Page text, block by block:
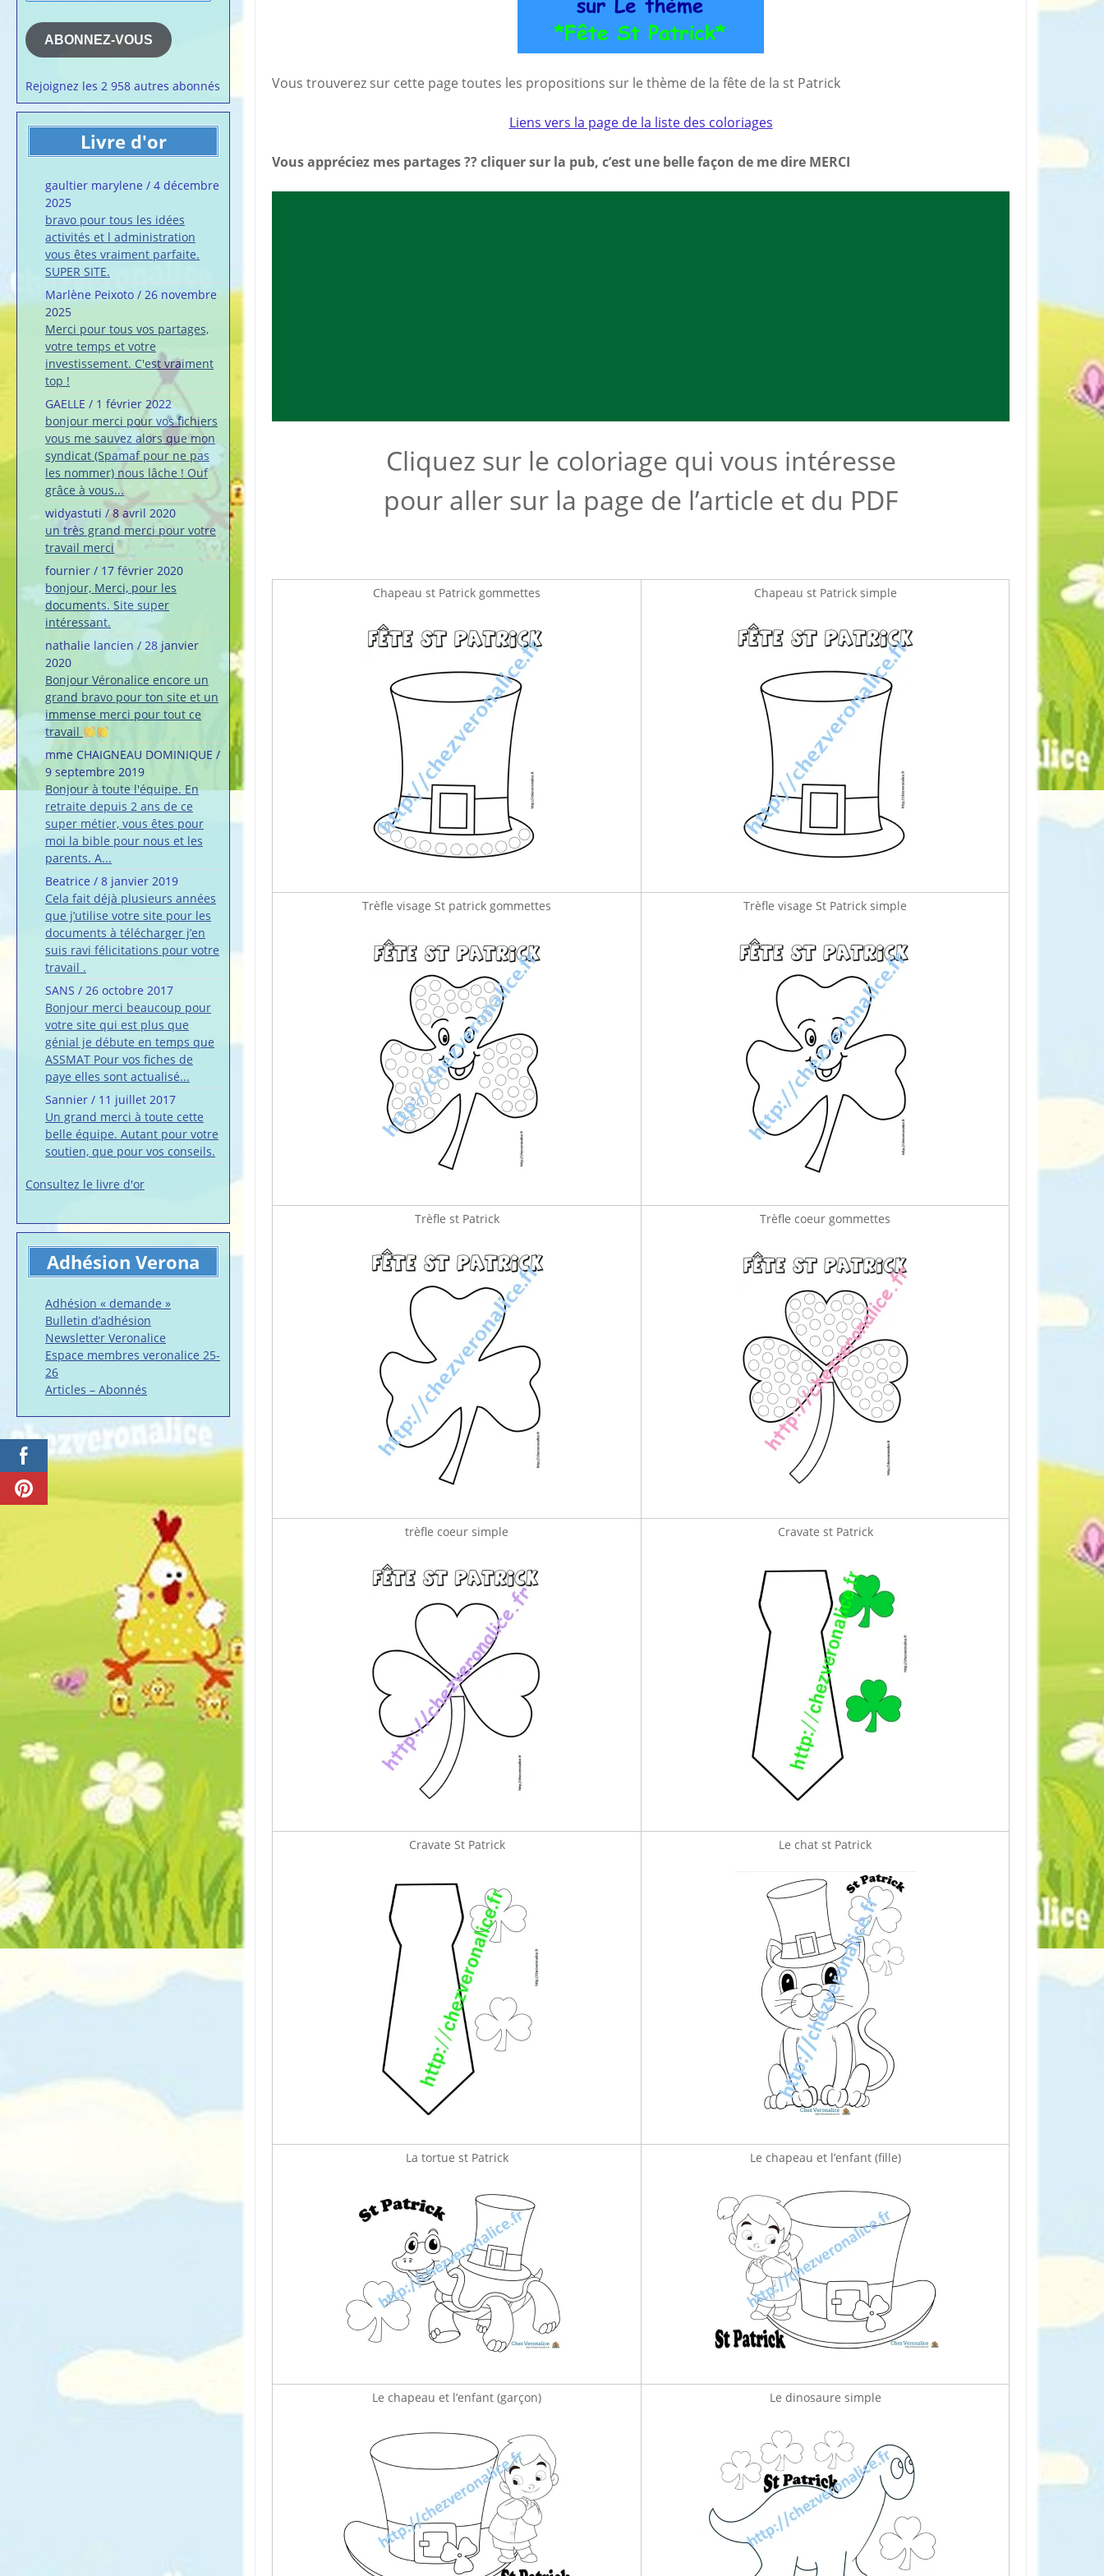
veronalice
Mes articles préférés
mail
ABONNEZ-VOUS
Rejoignez les 2 958 autres abonnés
Livre d'or
gaultier marylene / 4 décembre
2025
bravo pour tous les idées
activités et l administration
vous êtes vraiment parfaite.
SUPER SITE.
Marlène Peixoto / 26 novembre
2025
Merci pour tous vos partages,
votre temps et votre
investissement. C'est vraiment
top !
GAELLE / 1 février 2022
bonjour merci pour vos fichiers
vous me sauvez alors que mon
syndicat (Spamaf pour ne pas
les nommer) nous lâche ! Ouf
grâce à vous...
widyastuti /8 avril 2020
un très grand merci pour votre
travail merci
fournier / 17 février 2020
bonjour, Merci, pour les
documents. Site super
intéressant.
nathalie lancien / 28 janvier
2020
Bonjour Véronalice encore un
grand bravo pour ton site et un
immense merci pour tout ce
travail
mme CHAIGNEAU DOMINIQUE /
9 septembre 2019
Bonjour à toute l'équipe. En
retraite depuis 2 ans de ce
super métier, vous êtes pour
moi la bible pour nous et les
parents. A...
Beatrice / 8 janvier 2019
Cela fait déjà plusieurs années
que j’utilise votre site pour les
documents à télécharger j’en
suis ravi félicitations pour votre
travail .
SANS / 26 octobre 2017
Bonjour merci beaucoup pour
votre site qui est plus que
génial je débute en temps que
ASSMAT Pour vos fiches de
paye elles sont actualisé...
Sannier / 11 juillet 2017
Un grand merci à toute cette
belle équipe. Autant pour votre
soutien, que pour vos conseils.
Consultez le livre d'or
Adhésion Verona
Adhésion « demande »
Bulletin d’adhésion
Newsletter Veronalice
Espace membres veronalice 25-
26
Articles – Abonnés
Vous trouverez sur cette page toutes les propositions sur le thème de la fête de la st Patrick
Liens vers la page de la liste des coloriages
Vous appréciez mes partages ?? cliquer sur la pub, c’est une belle façon de me dire MERCI
Cliquez sur le coloriage qui vous intéresse
pour aller sur la page de l’article et du PDF
Chapeau st Patrick gommettes Chapeau st Patrick simple
Trèfle visage St patrick gommettes Trèfle visage St Patrick simple
Trèfle st Patrick Trèfle coeur gommettes
trèfle coeur simple Cravate st Patrick
Cravate St Patrick Le chat st Patrick
La tortue st Patrick Le chapeau et l’enfant (fille)
Le chapeau et l’enfant (garçon) Le dinosaure simple